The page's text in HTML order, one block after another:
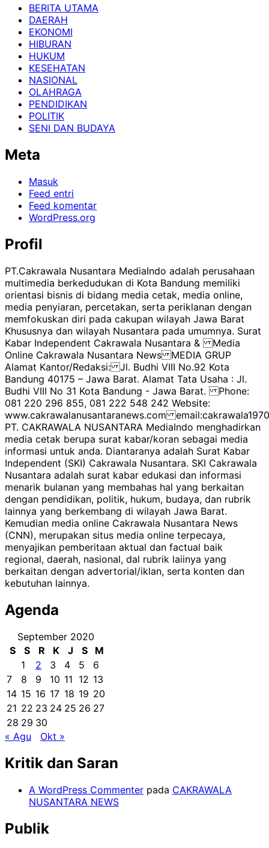
BERITA UTAMA
DAERAH
EKONOMI
HIBURAN
HUKUM
KESEHATAN
NASIONAL
OLAHRAGA
PENDIDIKAN
POLITIK
SENI DAN BUDAYA
Meta
Masuk
Feed entri
Feed komentar
WordPress.org
Profil
PT.Cakrawala Nusantara MediaIndo adalah perusahaan
multimedia berkedudukan di Kota Bandung memiliki
orientasi bisnis di bidang media cetak, media online,
media penyiaran, percetakan, serta periklanan dengan
memfokuskan diri pada cakupan wilayah Jawa Barat
Khususnya dan wilayah Nusantara pada umumnya. Surat
Kabar Independent Cakrawala Nusantara & Media
Online Cakrawala Nusantara News MEDIA GRUP
Alamat Kantor/Redaksi: Jl. Budhi VIII No.92 Kota
Bandung 40175 – Jawa Barat. Alamat Tata Usaha : Jl.
Budhi VIII No 31 Kota Bandung - Jawa Barat. Phone:
081 220 296 855, 081 222 548 242 Website:
www.cakrawalanusantaranews.com
PT. CAKRAWALA NUSANTARA MediaIndo menghadirkan
media cetak berupa surat kabar/koran sebagai media
informasi untuk anda. Diantaranya adalah Surat Kabar
Independent (SKI) Cakrawala Nusantara. SKI Cakrawala
Nusantara adalah surat kabar edukasi dan informasi
menarik bulanan yang membahas hal yang berkaitan
dengan pendidikan, politik, hukum, budaya, dan rubrik
lainnya yang berkembang di wilayah Jawa Barat.
Kemudian media online Cakrawala Nusantara News
(CNN), merupakan situs media online terpecaya,
menyajikan pemberitaan aktual dan factual baik
regional, daerah, nasional, dal rubrik laiinya yang
berkaitan dengan advertorial/iklan, serta konten dan
kebutuhan lainnya.
Agenda
September 2020
S
S R K J S
M
1
2 3 4 5
6
7
8 9 10 11 12 13
14 15 16 17 18 19 20
21 22 23 24 25 26 27
28 29 30
« Agu
Okt »
Kritik dan Saran
A WordPress Commenter pada CAKRAWALA
NUSANTARA NEWS
Publik